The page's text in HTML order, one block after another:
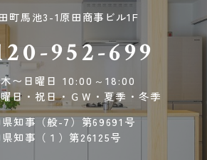
町馬池3-1原田商事ビル1F
952-699
〜日曜日 10:00～18:00
日・祝日・ＧＷ・夏季・冬季
知事（般-7）第69691号
知事（１）第26125号